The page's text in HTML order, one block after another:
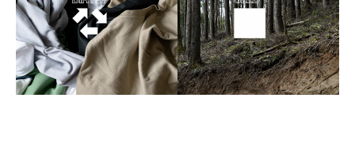
FASHION
BEAUTY
GOODS
FOOD
FORTUNE